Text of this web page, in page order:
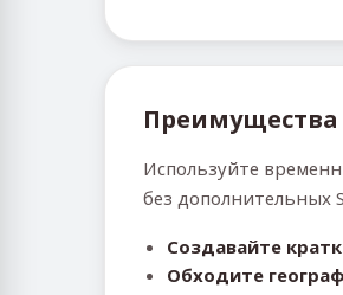
Используйте
без дополнительных
Создавайте
Обходите